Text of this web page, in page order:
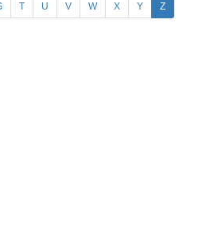
T U V W X Y Z